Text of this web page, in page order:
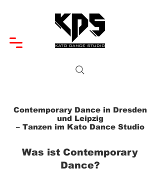
Contemporary Dance in Dresden
und Leipzig
– Tanzen im Kato Dance Studio
Was ist Contemporary
Dance?